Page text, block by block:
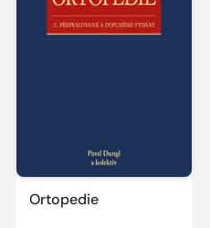
Ortopedie